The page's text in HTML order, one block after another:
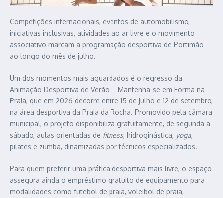
Competições internacionais, eventos de automobilismo,
iniciativas inclusivas, atividades ao ar livre e o movimento
associativo marcam a programação desportiva de Portimão
ao longo do mês de julho.
Um dos momentos mais aguardados é o regresso da
Animação Desportiva de Verão – Mantenha-se em Forma na
Praia, que em 2026 decorre entre 15 de julho e 12 de setembro,
na área desportiva da Praia da Rocha. Promovido pela câmara
municipal, o projeto disponibiliza gratuitamente, de segunda a
sábado, aulas orientadas de fitness, hidroginástica, yoga,
pilates e zumba, dinamizadas por técnicos especializados.
Para quem preferir uma prática desportiva mais livre, o espaço
assegura ainda o empréstimo gratuito de equipamento para
modalidades como futebol de praia, voleibol de praia,